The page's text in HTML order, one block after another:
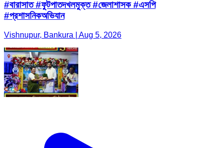
#বারাসাত #ফুটপাতদখলমুক্ত #জেলাশাসক #এসপি
#প্রশাসনিকঅভিযান
Vishnupur, Bankura | Aug 5, 2026